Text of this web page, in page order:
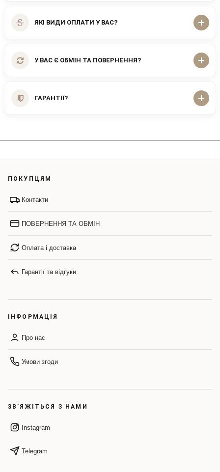
ЯКІ ВИДИ ОПЛАТИ У ВАС?
У ВАС Є ОБМІН ТА ПОВЕРНЕННЯ?
ГАРАНТІЇ?
ПОКУПЦЯМ
Контакти
ПОВЕРНЕННЯ ТА ОБМІН
Оплата і доставка
Гарантії та відгуки
ІНФОРМАЦІЯ
Про нас
Умови згоди
ЗВ’ЯЖІТЬСЯ З НАМИ
Instagram
Telegram